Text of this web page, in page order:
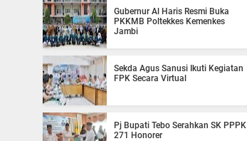
Gubernur Al Haris Resmi Buka
PKKMB Poltekkes Kemenkes
Jambi
Sekda Agus Sanusi Ikuti Kegiatan
FPK Secara Virtual
Pj Bupati Tebo Serahkan SK PPPK
271 Honorer